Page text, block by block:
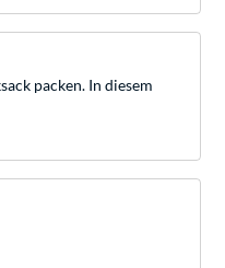
packen. In diesem